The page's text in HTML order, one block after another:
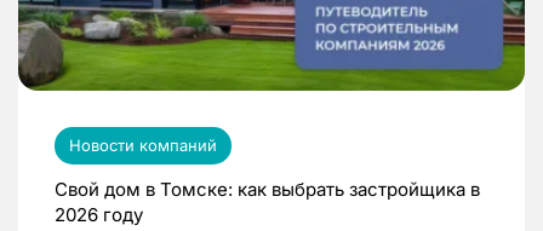
Новости компаний
Свой дом в Томске: как выбрать застройщика в
2026 году